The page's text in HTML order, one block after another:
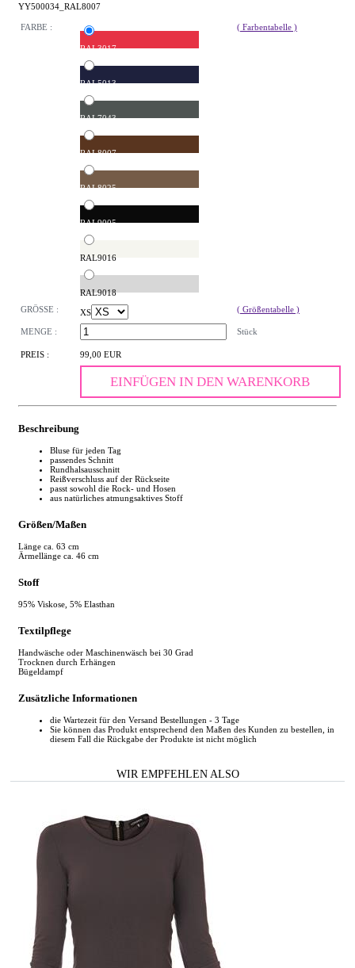
YY500034_RAL8007
FARBE :
RAL3017
RAL5013
RAL7043
RAL8007
RAL8025
RAL9005
RAL9016
RAL9018
( Farbentabelle )
GRÖSSE : XS ( Größentabelle )
MENGE : Stück
PREIS : 99,00 EUR
EINFÜGEN IN DEN WARENKORB
Beschreibung
Bluse für jeden Tag
passendes Schnitt
Rundhalsausschnitt
Reißverschluss auf der Rückseite
passt sowohl die Rock- und Hosen
aus natürliches atmungsaktives Stoff
Größen/Maßen
Länge ca. 63 cm
Ärmellänge ca. 46 cm
Stoff
95% Viskose, 5% Elasthan
Textilpflege
Handwäsche oder Maschinenwäsch bei 30 Grad
Trocknen durch Erhängen
Bügeldampf
Zusätzliche Informationen
die Wartezeit für den Versand Bestellungen - 3 Tage
Sie können das Produkt entsprechend den Maßen des Kunden zu bestellen, in
diesem Fall die Rückgabe der Produkte ist nicht möglich
WIR EMPFEHLEN ALSO